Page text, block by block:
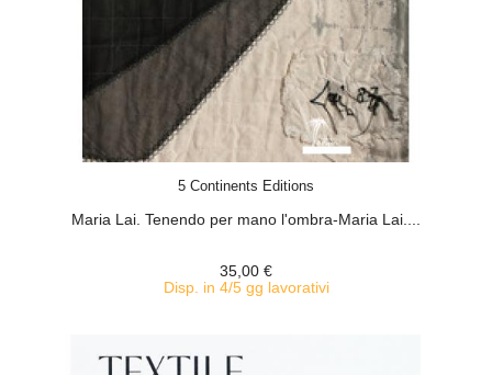
5 Continents Editions
Maria Lai. Tenendo per mano l'ombra-Maria Lai....
35,00 €
Disp. in 4/5 gg lavorativi